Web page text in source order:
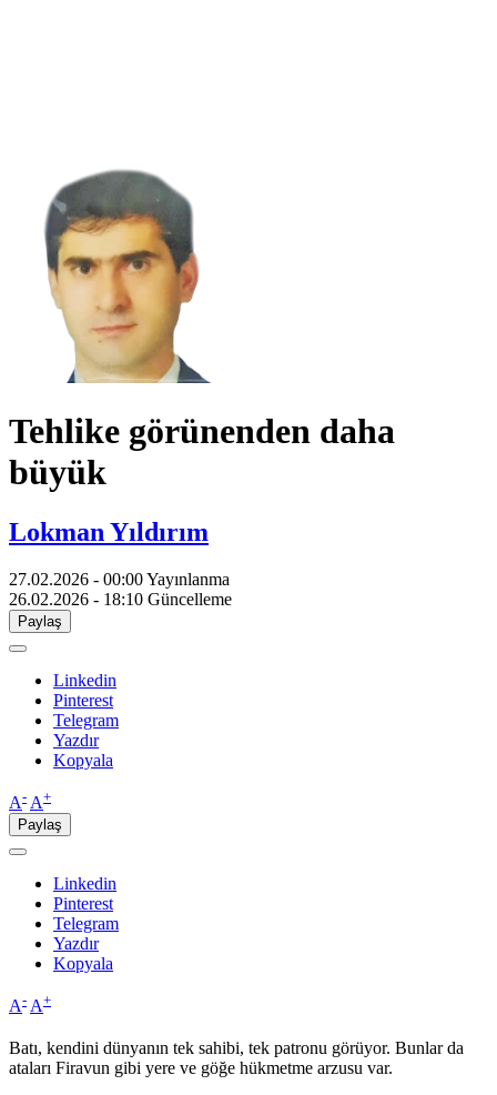
Tehlike görünenden daha
büyük
Lokman Yıldırım
27.02.2026 - 00:00Yayınlanma
26.02.2026 - 18:10 Güncelleme
Paylaş
Linkedin
Pinterest
Telegram
Yazdır
Kopyala
A- A+
Paylaş
Linkedin
Pinterest
Telegram
Yazdır
Kopyala
A- A+
Batı, kendini dünyanın tek sahibi, tek patronu görüyor. Bunlar da
ataları Firavun gibi yere ve göğe hükmetme arzusu var.